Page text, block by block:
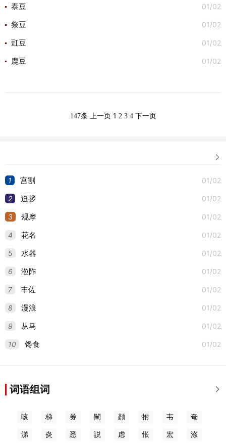
01/02
泰豆
01/02
祭豆
01/02
豇豆
01/02
鹿豆
147条 上一页 1 2 3 4 下一页

1 01/02
宫割
2 01/02
迫拶
3 01/02
规摩
4 01/02
花名
5 01/02
水器
6 01/02
涖阼
7 01/02
丰佐
8 01/02
漫浪
9 01/02
从马
10 01/02
馋食

词语组词
咳 梯 券 闉 顔 拊 韦 奄
涕 炎 悉 説 虑 怅 宏 涤